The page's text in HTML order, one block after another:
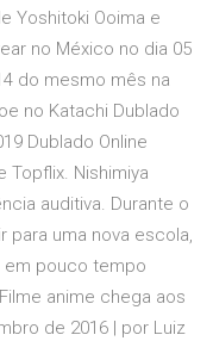
Yoshitoki Ooima e
no México no dia 05
do mesmo mês na
no Katachi Dublado
Dublado Online
Topflix. Nishimiya
auditiva. Durante o
para uma nova escola,
em pouco tempo
anime chega aos
de 2016 | por Luiz